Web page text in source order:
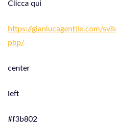
Clicca qui
https://gianlucagentile.com/
php/
center
left
#f3b802